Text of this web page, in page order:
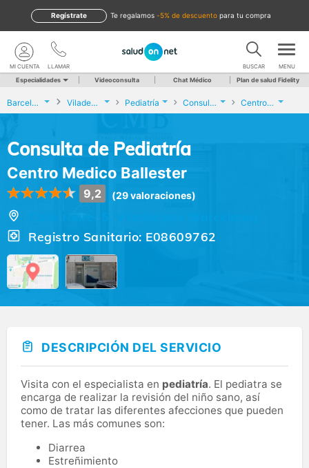
te regalamos -5% de descuento para tu compra
Regístrate
LLAMAR
MI CUENTA BUSCAR MENU
Especialidades Videoconsulta Chat Médico Plan de salud Fidelity
Barcelona Viladecans Pediatría Consulta de Pediatría Centro Medico Ballester
Consulta de Pediatría
Centro Medico Ballester
9,2 (29 valoraciones)
Registro Sanitario: E08609762
DESCRIPCIÓN DEL SERVICIO
Visita con el especialista en pediatría. El pediatra se
encarga de realizar la revisión del niño sano, así
como de tratar las diferentes afecciones que pueden
tener. Las más comunes son:
Diarrea
Estreñimiento